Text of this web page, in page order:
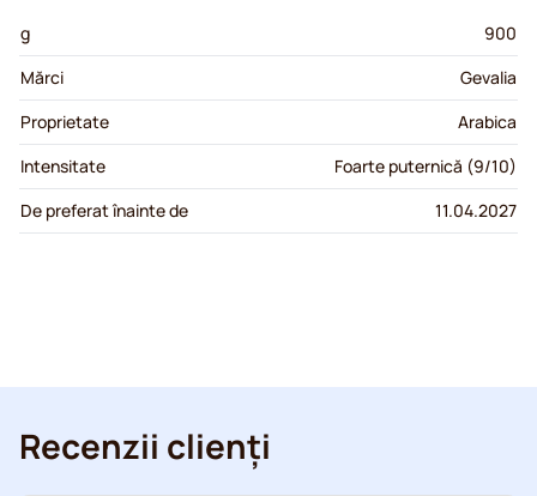
g
900
Mărci
Gevalia
Proprietate
Arabica
Intensitate
Foarte puternică (9/10)
De preferat înainte de
11.04.2027
Recenzii clienți